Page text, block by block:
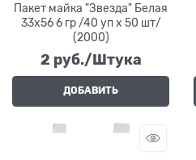
Пакет майка "Звезда" Белая
33х56 6 гр /40 уп х 50 шт/
(2000)
2 руб./Штука
ДОБАВИТЬ